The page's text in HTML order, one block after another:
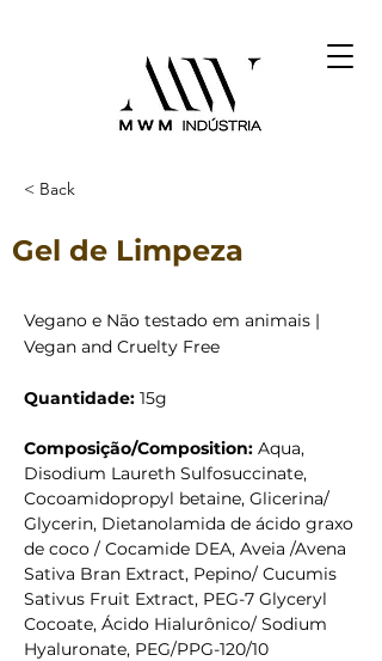
< Back
Gel de Limpeza
Vegano e Não testado em animais |
Vegan and Cruelty Free
Quantidade: 15g
Composição/Composition: Aqua,
Disodium Laureth Sulfosuccinate,
Cocoamidopropyl betaine, Glicerina/
Glycerin, Dietanolamida de ácido graxo
de coco / Cocamide DEA, Aveia /Avena
Sativa Bran Extract, Pepino/ Cucumis
Sativus Fruit Extract, PEG-7 Glyceryl
Cocoate, Ácido Hialurônico/ Sodium
Hyaluronate, PEG/PPG-120/10